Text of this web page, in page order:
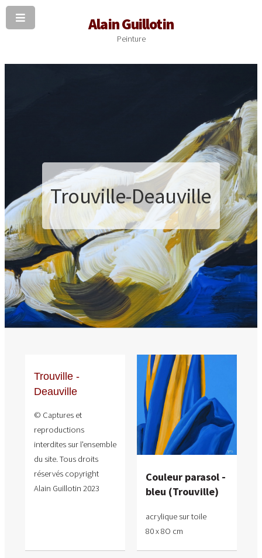
Alain Guillotin
Peinture
Trouville-Deauville
Trouville -
Deauville
© Captures et
reproductions
interdites sur l'ensemble
du site. Tous droits
réservés copyright
Alain Guillotin 2023
Couleur parasol -
bleu (Trouville)
acrylique sur toile
80 x 8O cm